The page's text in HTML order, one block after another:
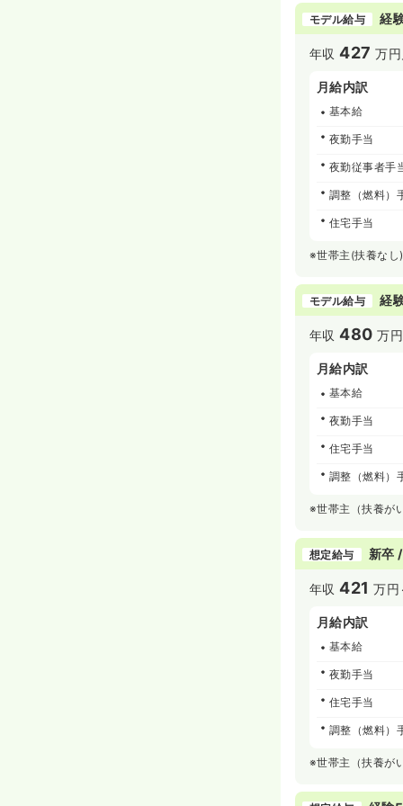
モデル給与 経
年収427 万円
月給内訳
基本給
夜勤手当
夜勤従事者手
調整（燃料）
住宅手当
※世帯主(扶養なし
モデル給与 経
年収480 万円
月給内訳
基本給
夜勤手当
住宅手当
調整（燃料）
※世帯主（扶養が
想定給与 新卒
年収421 万円
月給内訳
基本給
夜勤手当
住宅手当
調整（燃料）
※世帯主（扶養が